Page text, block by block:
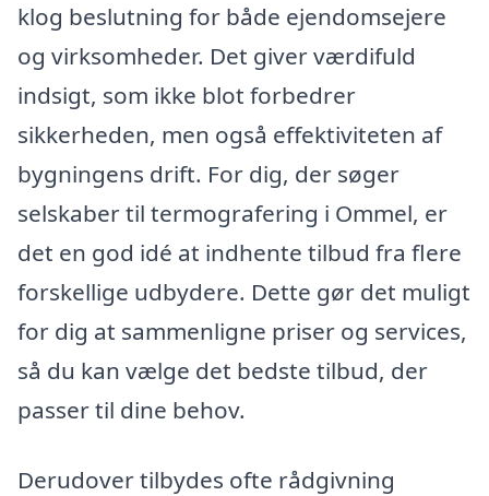
klog beslutning for både ejendomsejere
og virksomheder. Det giver værdifuld
indsigt, som ikke blot forbedrer
sikkerheden, men også effektiviteten af
bygningens drift. For dig, der søger
selskaber til termografering i Ommel, er
det en god idé at indhente tilbud fra flere
forskellige udbydere. Dette gør det muligt
for dig at sammenligne priser og services,
så du kan vælge det bedste tilbud, der
passer til dine behov.
Derudover tilbydes ofte rådgivning